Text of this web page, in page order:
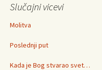
Slučajni vicevi
Molitva
Poslednji put
Kada je Bog stvarao svet…